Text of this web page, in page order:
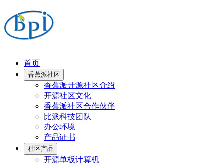
首页
香蕉派社区
香蕉派开源社区介绍
开源社区文化
香蕉派社区合作伙伴
比派科技团队
办公环境
产品证书
社区产品
开源单板计算机